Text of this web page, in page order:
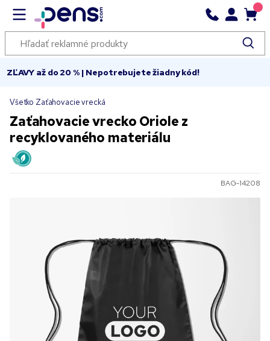
ZĽAVY až do 20 % | Nepotrebujete žiadny kód!
Všetko Zaťahovacie vrecká
Zaťahovacie vrecko Oriole z
recyklovaného materiálu
BAG-14208